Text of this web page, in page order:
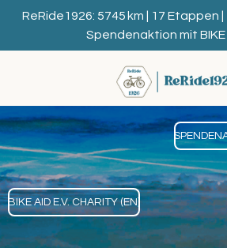
Zum
springen
ReRide1926: 5745 km | 17 Etappen |
Spendenaktion mit BIKE
BIKE AID E.V. CHARITY (EN)